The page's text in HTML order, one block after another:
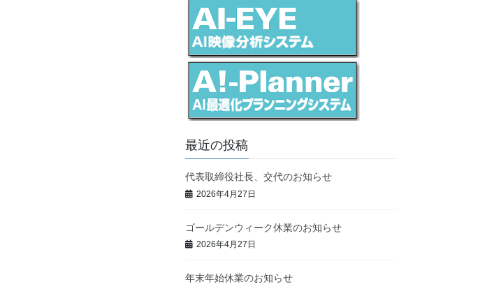
最近の投稿
代表取締役社長、交代のお知らせ
2026年4月27日
ゴールデンウィーク休業のお知らせ
2026年4月27日
年末年始休業のお知らせ